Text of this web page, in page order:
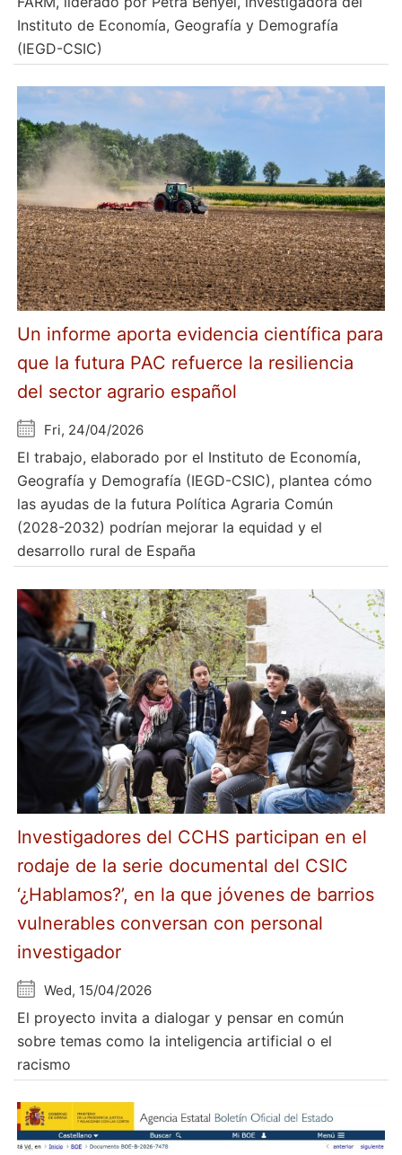
Instituto de Economía, Geografía y Demografía
(IEGD-CSIC)
Un informe aporta evidencia científica para
que la futura PAC refuerce la resiliencia
del sector agrario español
Fri, 24/04/2026
El trabajo, elaborado por el Instituto de Economía,
Geografía y Demografía (IEGD-CSIC), plantea cómo
las ayudas de la futura Política Agraria Común
(2028-2032) podrían mejorar la equidad y el
desarrollo rural de España
Investigadores del CCHS participan en el
rodaje de la serie documental del CSIC
‘¿Hablamos?’, en la que jóvenes de barrios
vulnerables conversan con personal
investigador
Wed, 15/04/2026
El proyecto invita a dialogar y pensar en común
sobre temas como la inteligencia artificial o el
racismo